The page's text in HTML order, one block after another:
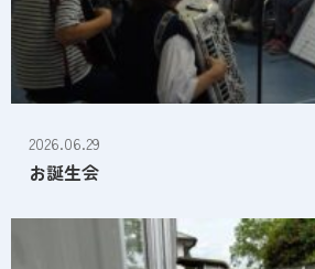
医療法人 杏仁会 おかだ歯科クリニック
グループホーム ブルーベリー
ケアプランセンター
ヘルパーステーション
2026.06.29
お誕生会